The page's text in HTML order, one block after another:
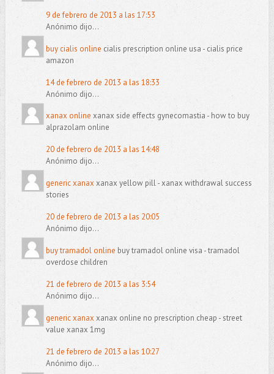
9 de febrero de 2013 a las 17:53
Anónimo dijo...
buy cialis online cialis prescription online usa - cialis price
amazon
14 de febrero de 2013 a las 18:33
Anónimo dijo...
xanax online xanax side effects gynecomastia - how to buy
alprazolam online
20 de febrero de 2013 a las 14:48
Anónimo dijo...
generic xanax xanax yellow pill - xanax withdrawal success
stories
20 de febrero de 2013 a las 20:05
Anónimo dijo...
buy tramadol online buy tramadol online visa - tramadol
overdose children
21 de febrero de 2013 a las 3:54
Anónimo dijo...
generic xanaxxanax online no prescription cheap - street
value xanax 1mg
21 de febrero de 2013 a las 10:27
Anónimo dijo...